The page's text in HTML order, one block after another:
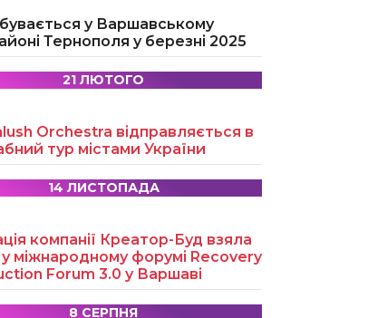
у Варшавському
Тернополя у березні 2025
21 ЛЮТОГО
Orchestra відправляється в
тур містами України
14 ЛИСТОПАДА
компанії Креатор-Буд взяла
у міжнародному форумі Recovery
Forum 3.0 у Варшаві
8 СЕРПНЯ